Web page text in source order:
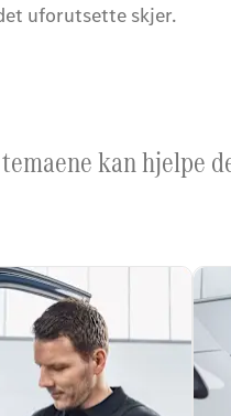
uforutsette skjer.
kan hjelpe